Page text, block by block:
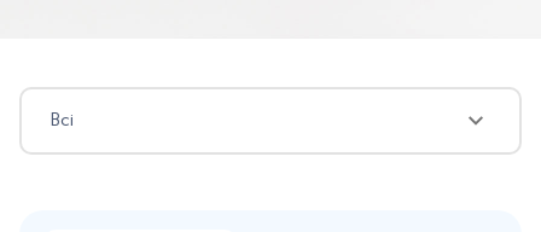
Всі